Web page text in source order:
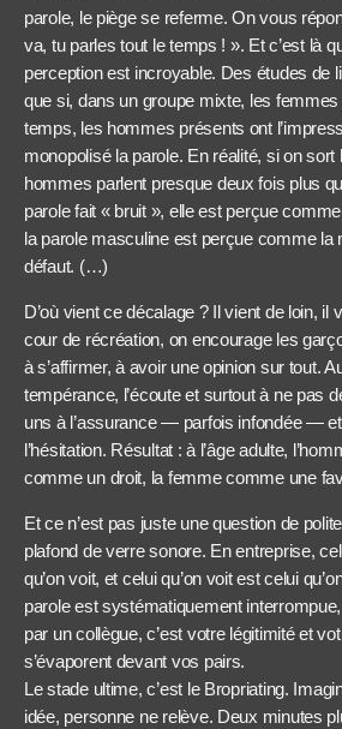
parole, le piège se referme. On vous
va, tu parles tout le temps ! ». Et c’est là
perception est incroyable. Des études de
que si, dans un groupe mixte, les
temps, les hommes présents ont
monopolisé la parole. En réalité, si on
hommes parlent presque deux fois plus
parole fait « bruit », elle est perçue
la parole masculine est perçue comme la
défaut. (…)
D’où vient ce décalage ? Il vient de loin, il
cour de récréation, on encourage les
à s’affirmer, à avoir une opinion sur tout.
tempérance, l’écoute et surtout à ne pas
uns à l’assurance — parfois infondée —
l’hésitation. Résultat : à l’âge adulte,
comme un droit, la femme comme une
Et ce n’est pas juste une question de
plafond de verre sonore. En entreprise,
qu’on voit, et celui qu’on voit est celui
parole est systématiquement
par un collègue, c’est votre légitimité et
s’évaporent devant vos pairs.
Le stade ultime, c’est le Bropriating.
idée, personne ne relève. Deux minutes